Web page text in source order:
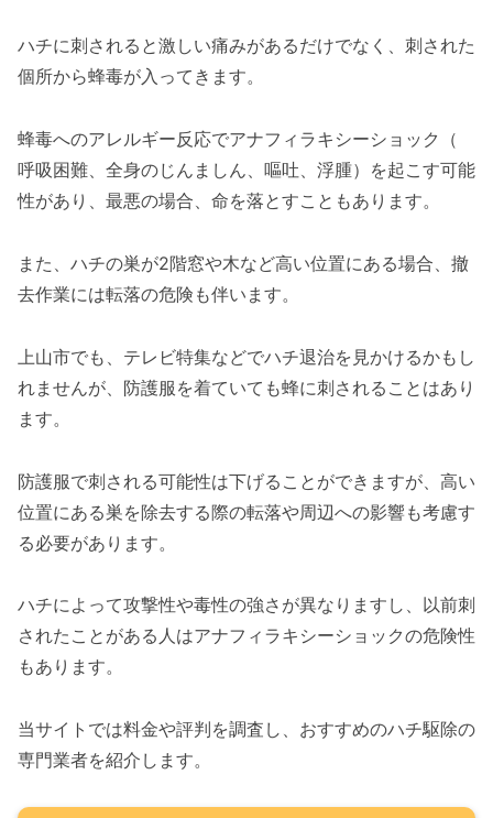
ハチに刺されると激しい痛みがあるだけでなく、刺された
個所から蜂毒が入ってきます。
蜂毒へのアレルギー反応でアナフィラキシーショック（
呼吸困難、全身のじんましん、嘔吐、浮腫）を起こす可能
性があり、最悪の場合、命を落とすこともあります。
また、ハチの巣が2階窓や木など高い位置にある場合、撤
去作業には転落の危険も伴います。
上山市でも、テレビ特集などでハチ退治を見かけるかもし
れませんが、防護服を着ていても蜂に刺されることはあり
ます。
防護服で刺される可能性は下げることができますが、高い
位置にある巣を除去する際の転落や周辺への影響も考慮す
る必要があります。
ハチによって攻撃性や毒性の強さが異なりますし、以前刺
されたことがある人はアナフィラキシーショックの危険性
もあります。
当サイトでは料金や評判を調査し、おすすめのハチ駆除の
専門業者を紹介します。